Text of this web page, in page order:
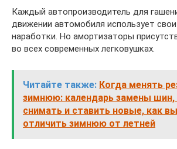
Каждый автопроизводитель для
движении автомобиля использует
наработки. Но амортизаторы
во всех современных легковушках.
Читайте также: Когда менять
зимнюю: календарь замены шин,
снимать и ставить новые, как
отличить зимнюю от летней